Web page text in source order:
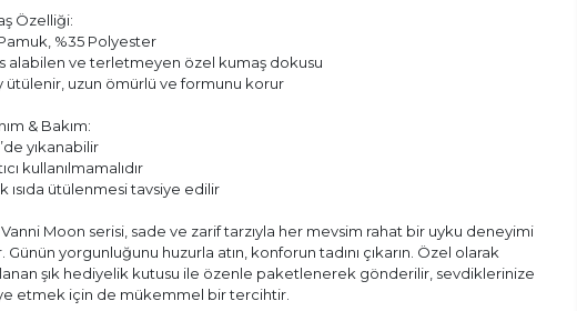
Özelliği:
%35 Polyester
alabilen ve terletmeyen özel kumaş dokusu
ütülenir, uzun ömürlü ve formunu korur
& Bakım:
yıkanabilir
kullanılmamalıdır
ısıda ütülenmesi tavsiye edilir
Moon serisi, sade ve zarif tarzıyla her mevsim rahat bir uyku deneyimi
Günün yorgunluğunu huzurla atın, konforun tadını çıkarın. Özel olarak
şık hediyelik kutusu ile özenle paketlenerek gönderilir, sevdiklerinize
etmek için de mükemmel bir tercihtir.